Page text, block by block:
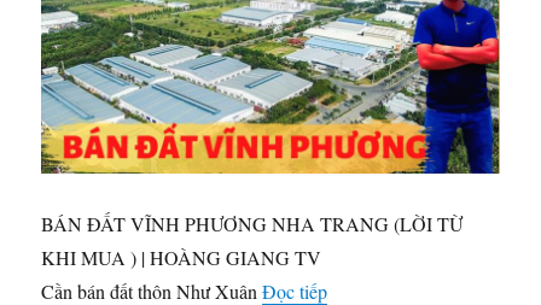
1TY298TRIEU
|
HOÀNG
GIANG
TV
BÁN ĐẤT VĨNH PHƯƠNG NHA TRANG (LỜI TỪ
KHI MUA ) | HOÀNG GIANG TV
Cần bán đất thôn Như XuânĐọc tiếp“BÁN ĐẤT VĨNH